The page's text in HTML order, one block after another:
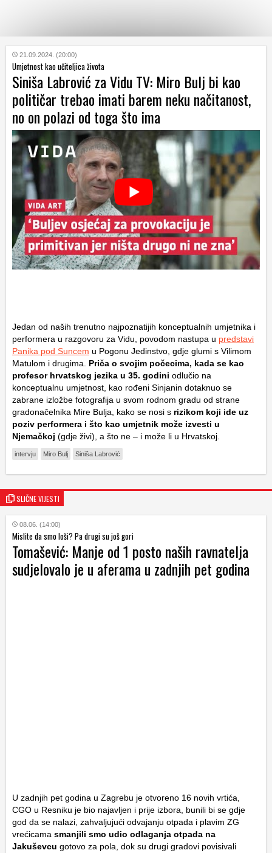
KATEGORIJE
HRVATSKI
WEB
21.09.2024. (20:00)
Umjetnost kao učiteljica života
Siniša Labrović za Vidu TV: Miro Bulj bi kao
političar trebao imati barem neku načitanost,
no on polazi od toga što ima
Jedan od naših trenutno najpoznatijih konceptualnih umjetnika i
performera u razgovoru za Vidu, povodom nastupa u predstavi
Panika pod Suncem u Pogonu Jedinstvo, gdje glumi s Vilimom
Matulom i drugima.
Priča o svojim počecima, kada se kao
profesor hrvatskog jezika u 35. godini odlučio na
konceptualnu umjetnost, kao rođeni Sinjanin dotaknuo se
zabrane izložbe fotografija u svom rodnom gradu od strane
gradonačelnika Mire Bulja, kako se nosi s rizikom koji ide uz
poziv performera i što kao umjetnik može izvesti u
Njemačkoj (gdje živi), a što ne – i može li u Hrvatskoj.
intervju Miro Bulj Siniša Labrović
SLIČNE VIJESTI
08.06. (14:00)
Mislite da smo loši? Pa drugi su još gori
Tomašević: Manje od 1 posto naših ravnatelja
sudjelovalo je u aferama u zadnjih pet godina
U zadnjih pet godina u Zagrebu je otvoreno 16 novih vrtića,
CGO u Resniku je bio najavljen i prije izbora, bunili bi se gdje
god da se nalazi, zahvaljujući odvajanju otpada i plavim ZG
vrećicama smanjili smo udio odlaganja otpada na
Jakuševcu gotovo za pola, dok su drugi gradovi povisivali